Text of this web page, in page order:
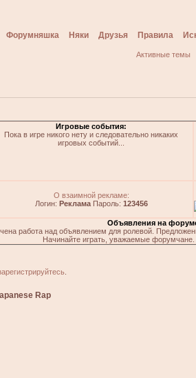
Форумняшка Няки Друзья Правила
Активные темы
Игровые события:
Пока в игре никого нету и следовательно никаких
игровых событий...
О взаимной рекламе:
Логин: РекламаПароль: 123456
Объявления на
работа над объявлением для ролевой.
Начинайте играть, уважаемые
.
Rap